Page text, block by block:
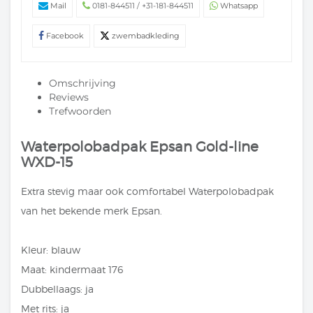
Mail 0181-844511 / +31-181-844511 Whatsapp
Facebook zwembadkleding
Omschrijving
Reviews
Trefwoorden
Waterpolobadpak Epsan Gold-line
WXD-15
Extra stevig maar ook comfortabel Waterpolobadpak
van het bekende merk Epsan.
Kleur: blauw
Maat: kindermaat 176
Dubbellaags: ja
Met rits: ja